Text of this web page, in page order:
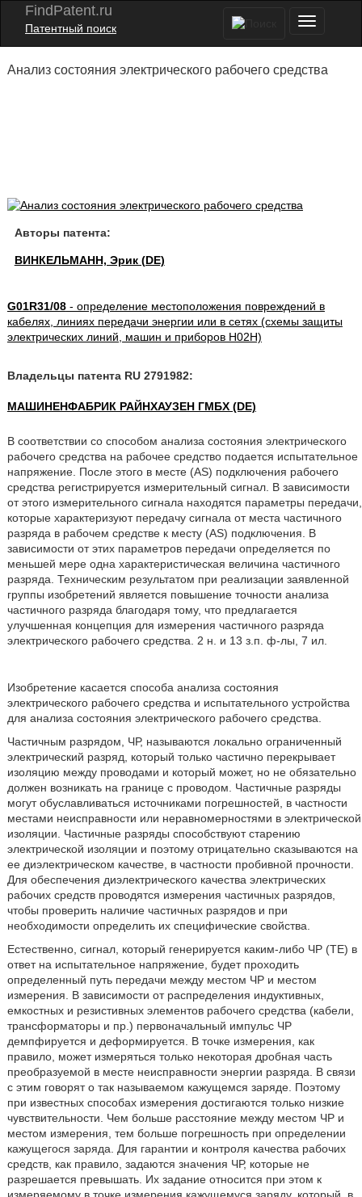
FindPatent.ru
Патентный поиск
Анализ состояния электрического рабочего средства
Авторы патента:
ВИНКЕЛЬМАНН, Эрик (DE)
G01R31/08- определение местоположения повреждений в
кабелях, линиях передачи энергии или в сетях (схемы защиты
электрических линий, машин и приборов H02H)
Владельцы патента RU 2791982:
МАШИНЕНФАБРИК РАЙНХАУЗЕН ГМБХ (DE)
В соответствии со способом анализа состояния электрического
рабочего средства на рабочее средство подается испытательное
напряжение. После этого в месте (AS) подключения рабочего
средства регистрируется измерительный сигнал. В зависимости
от этого измерительного сигнала находятся параметры передачи,
которые характеризуют передачу сигнала от места частичного
разряда в рабочем средстве к месту (AS) подключения. В
зависимости от этих параметров передачи определяется по
меньшей мере одна характеристическая величина частичного
разряда. Техническим результатом при реализации заявленной
группы изобретений является повышение точности анализа
частичного разряда благодаря тому, что предлагается
улучшенная концепция для измерения частичного разряда
электрического рабочего средства. 2 н. и 13 з.п. ф-лы, 7 ил.
Изобретение касается способа анализа состояния
электрического рабочего средства и испытательного устройства
для анализа состояния электрического рабочего средства.
Частичным разрядом, ЧР, называются локально ограниченный
электрический разряд, который только частично перекрывает
изоляцию между проводами и который может, но не обязательно
должен возникать на границе с проводом. Частичные разряды
могут обуславливаться источниками погрешностей, в частности
местами неисправности или неравномерностями в электрической
изоляции. Частичные разряды способствуют старению
электрической изоляции и поэтому отрицательно сказываются на
ее диэлектрическом качестве, в частности пробивной прочности.
Для обеспечения диэлектрического качества электрических
рабочих средств проводятся измерения частичных разрядов,
чтобы проверить наличие частичных разрядов и при
необходимости определить их специфические свойства.
Естественно, сигнал, который генерируется каким-либо ЧР (TE) в
ответ на испытательное напряжение, будет проходить
определенный путь передачи между местом ЧР и местом
измерения. В зависимости от распределения индуктивных,
емкостных и резистивных элементов рабочего средства (кабели,
трансформаторы и пр.) первоначальный импульс ЧР
демпфируется и деформируется. В точке измерения, как
правило, может измеряться только некоторая дробная часть
преобразуемой в месте неисправности энергии разряда. В связи
с этим говорят о так называемом кажущемся заряде. Поэтому
при известных способах измерения достигаются только низкие
чувствительности. Чем больше расстояние между местом ЧР и
местом измерения, тем больше погрешность при определении
кажущегося заряда. Для гарантии и контроля качества рабочих
средств, как правило, задаются значения ЧР, которые не
разрешается превышать. Их задание относится при этом к